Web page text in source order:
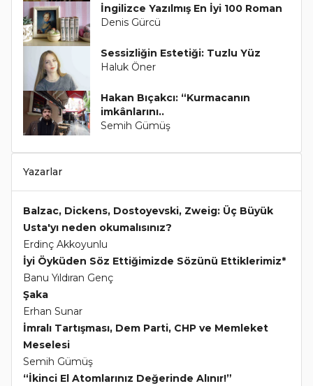
İngilizce Yazılmış En İyi 100 Roman
Denis Gürcü
Sessizliğin Estetiği: Tuzlu Yüz
Haluk Öner
Hakan Bıçakcı: “Kurmacanın
imkânlarını..
Semih Gümüş
Yazarlar
Balzac, Dickens, Dostoyevski, Zweig: Üç Büyük
Usta'yı neden okumalısınız?
Erdinç Akkoyunlu
İyi Öyküden Söz Ettiğimizde Sözünü Ettiklerimiz*
Banu Yıldıran Genç
Şaka
Erhan Sunar
İmralı Tartışması, Dem Parti, CHP ve Memleket
Meselesi
Semih Gümüş
“İkinci El Atomlarınız Değerinde Alınır!”